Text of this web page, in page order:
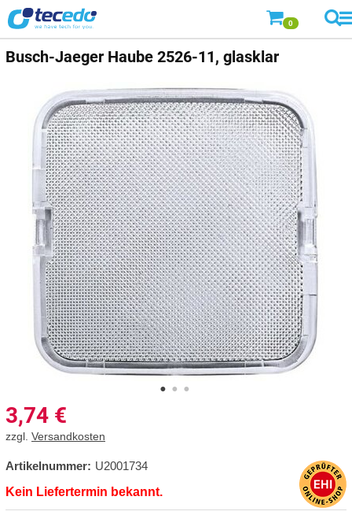
0
Busch-Jaeger Haube 2526-11, glasklar
3,74 €
zzgl. Versandkosten
Artikelnummer: U2001734
Kein Liefertermin bekannt.